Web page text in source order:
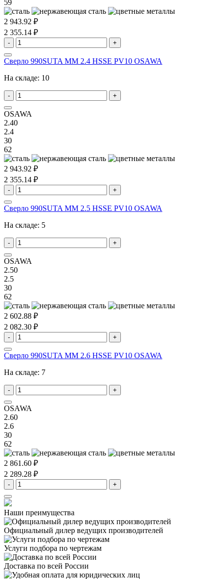
59
2 943.92 ₽
2 355.14 ₽
- +
Сверло 990SUTA MM 2.4 HSSE PV10 OSAWA
На складе: 10
- +
OSAWA
2.40
2.4
30
62
2 943.92 ₽
2 355.14 ₽
- +
Сверло 990SUTA MM 2.5 HSSE PV10 OSAWA
На складе: 5
- +
OSAWA
2.50
2.5
30
62
2 602.88 ₽
2 082.30 ₽
- +
Сверло 990SUTA MM 2.6 HSSE PV10 OSAWA
На складе: 7
- +
OSAWA
2.60
2.6
30
62
2 861.60 ₽
2 289.28 ₽
- +
Наши преимущества
Официальный дилер ведущих производителей
Услуги подбора по чертежам
Доставка по всей России